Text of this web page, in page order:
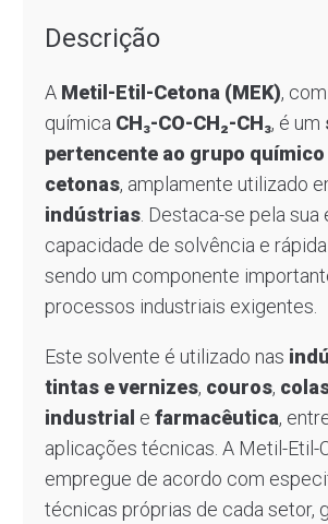
Descrição
A Metil-Etil-Cetona (MEK),
química CH₃-CO-CH₂-CH₃, é um
pertencente ao grupo químico
cetonas, amplamente utilizado
indústrias. Destaca-se pela sua
capacidade de solvência e
sendo um componente
processos industriais exigentes.
Este solvente é utilizado nas
tintas e vernizes, couros,
industrial e farmacêutica,
aplicações técnicas. A Metil-Etil-
empregue de acordo com
técnicas próprias de cada setor,